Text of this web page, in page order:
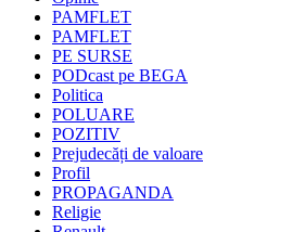
PAMFLET
PAMFLET
PE SURSE
PODcast pe BEGA
Politica
POLUARE
POZITIV
Prejudecăți de valoare
Profil
PROPAGANDA
Religie